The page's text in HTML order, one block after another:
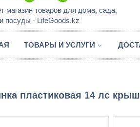
магазин товаров для дома, сада,
посуды - LifeGoods.kz
ТОВАРЫ И УСЛУГИ
пластиковая 14 лс